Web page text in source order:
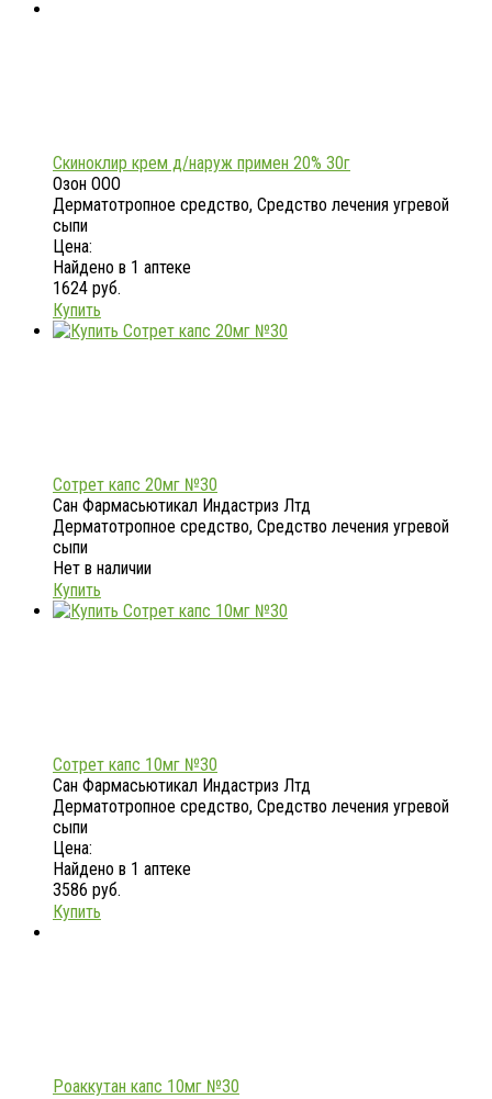
Скиноклир крем д/наруж примен 20% 30г
Озон ООО
Дерматотропное средство, Средство лечения угревой
сыпи
Цена:
Найдено в 1 аптеке
1624 руб.
Купить
Сотрет капс 20мг №30
Сан Фармасьютикал Индастриз Лтд
Дерматотропное средство, Средство лечения угревой
сыпи
Нет в наличии
Купить
Сотрет капс 10мг №30
Сан Фармасьютикал Индастриз Лтд
Дерматотропное средство, Средство лечения угревой
сыпи
Цена:
Найдено в 1 аптеке
3586 руб.
Купить
Роаккутан капс 10мг №30